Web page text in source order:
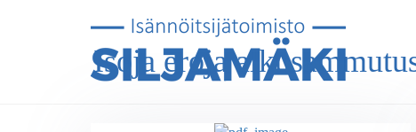
Isoja eroja